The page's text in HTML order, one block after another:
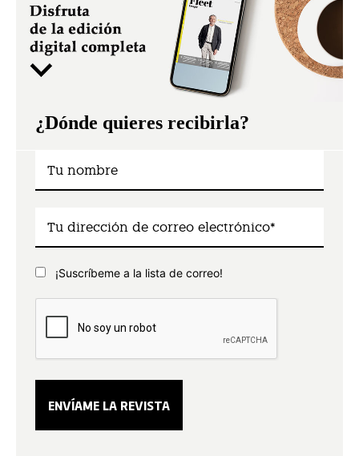
¿Dónde quieres recibirla?
¡Suscríbeme a la lista de correo!